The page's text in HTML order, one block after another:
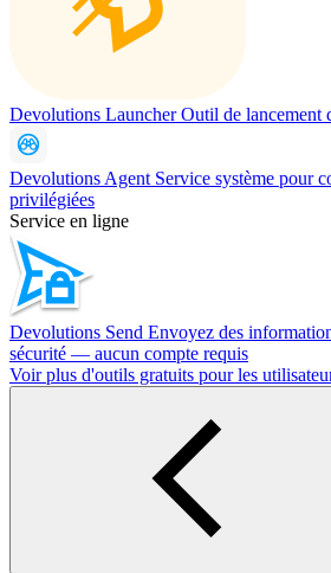
Devolutions LauncherOutil de lancement
Devolutions Agent Service système pour
privilégiées
Service en ligne
Devolutions Send Envoyez des
sécurité — aucun compte requis
Voir plus d'outils gratuits pour les